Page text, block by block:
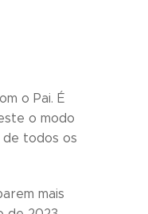
o Pai. É
o modo
todos os
mais